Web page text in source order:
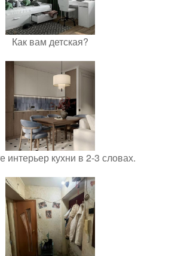
Как вам детская?
интерьер кухни в 2-3 словах.